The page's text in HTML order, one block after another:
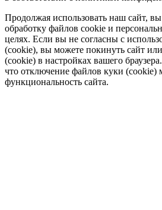
Продолжая использовать наш сайт, вы
обработку файлов cookie и
целях. Если вы не согласны с
(cookie), вы можете покинуть сайт
(cookie) в настройках вашего
что отключение файлов куки (cookie)
функциональность сайта.